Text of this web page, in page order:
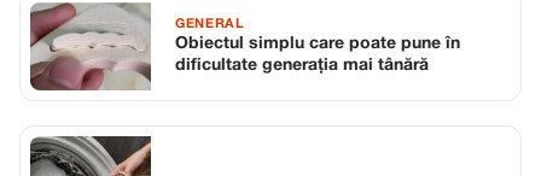
GENERAL
Obiectul simplu care poate pune în
dificultate generația mai tânără